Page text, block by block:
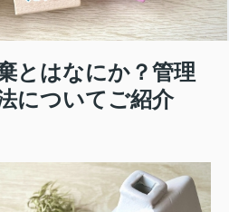
とはなにか？管理
についてご紹介